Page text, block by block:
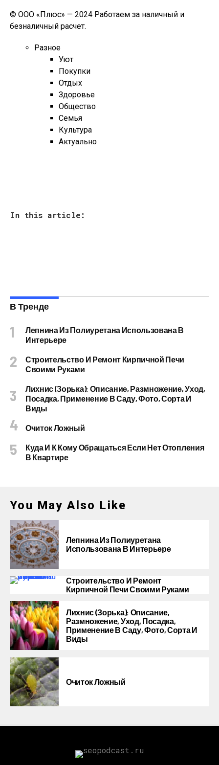
© ООО «Плюс» — 2024 Работаем за наличный и
безналичный расчет.
Разное
Уют
Покупки
Отдых
Здоровье
Общество
Семья
Культура
Актуально
In this article:
В Тренде
Лепнина Из Полиуретана Использована В
Интерьере
Строительство И Ремонт Кирпичной Печи
Своими Руками
Лихнис (Зорька): Описание, Размножение, Уход,
Посадка, Применение В Саду, Фото, Сорта И
Виды
Очиток Ложный
Куда И К Кому Обращаться Если Нет Отопления
В Квартире
You May Also Like
Лепнина Из Полиуретана
Использована В Интерьере
Строительство И Ремонт
Кирпичной Печи Своими Руками
Лихнис (Зорька): Описание,
Размножение, Уход, Посадка,
Применение В Саду, Фото, Сорта И
Виды
Очиток Ложный